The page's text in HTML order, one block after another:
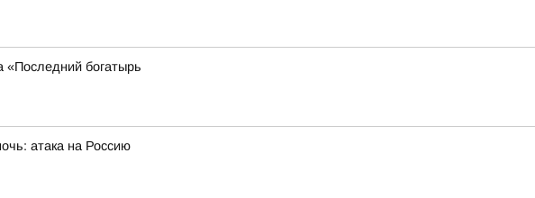
богатырь
атака на Россию